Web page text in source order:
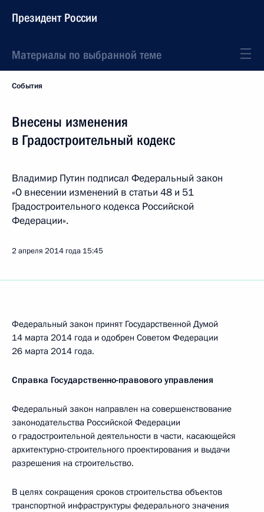
Президент России
Материалы по выбранной теме
События
Внесены изменения
в Градостроительный кодекс
Владимир Путин подписал Федеральный закон
«О внесении изменений в статьи 48 и 51
Градостроительного кодекса Российской
Федерации».
2 апреля 2014 года 15:45
Федеральный закон принят Государственной Думой
14 марта 2014 года и одобрен Советом Федерации
26 марта 2014 года.
Справка Государственно-правового управления
Федеральный закон направлен на совершенствование
законодательства Российской Федерации
о градостроительной деятельности в части, касающейся
архитектурно-строительного проектирования и выдачи
разрешения на строительство.
В целях сокращения сроков строительства объектов
транспортной инфраструктуры федерального значения